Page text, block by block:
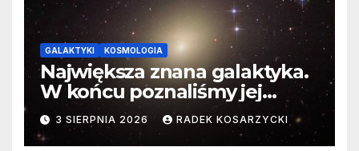
GALAKTYKI KOSMOLOGIA
Największa znana galaktyka.
W końcu poznaliśmy jej
faktyczne wymiary
3 SIERPNIA 2026 RADEK KOSARZYCKI